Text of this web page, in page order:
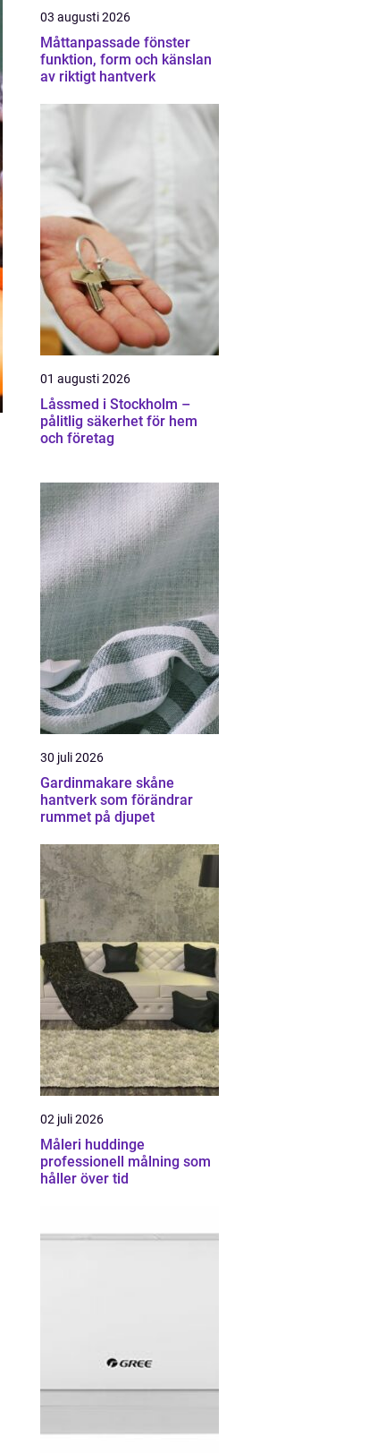
03 augusti 2026
Måttanpassade fönster
funktion, form och känslan
av riktigt hantverk
01 augusti 2026
Låssmed i Stockholm –
pålitlig säkerhet för hem
och företag
30 juli 2026
Gardinmakare skåne
hantverk som förändrar
rummet på djupet
02 juli 2026
Måleri huddinge
professionell målning som
håller över tid